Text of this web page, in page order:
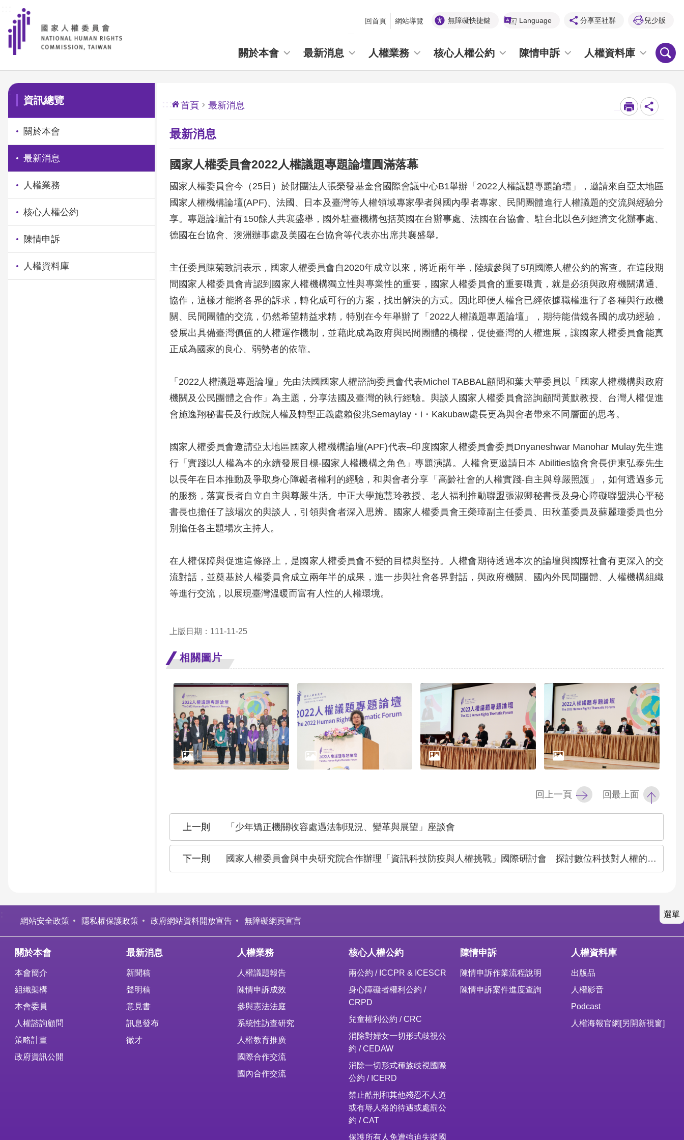
前往主要內容區塊
回首頁 網站導覽 無障礙快捷鍵 Language 分享至社群 兒少版
關於本會 最新消息 人權業務 核心人權公約 陳情申訴 人權資料庫
:::
資訊總覽
關於本會
最新消息
人權業務
核心人權公約
陳情申訴
人權資料庫
::: 首頁 最新消息
最新消息
國家人權委員會2022人權議題專題論壇圓滿落幕
國家人權委員會今（25日）於財團法人張榮發基金會國際會議中心B1舉辦「2022人權議題專題論壇」，邀請來自亞太地區
國家人權機構論壇(APF)、法國、日本及臺灣等人權領域專家學者與國內學者專家、民間團體進行人權議題的交流與經驗分
享。專題論壇計有150餘人共襄盛舉，國外駐臺機構包括英國在台辦事處、法國在台協會、駐台北以色列經濟文化辦事處、
德國在台協會、澳洲辦事處及美國在台協會等代表亦出席共襄盛舉。
主任委員陳菊致詞表示，國家人權委員會自2020年成立以來，將近兩年半，陸續參與了5項國際人權公約的審查。在這段期
間國家人權委員會肯認到國家人權機構獨立性與專業性的重要，國家人權委員會的重要職責，就是必須與政府機關溝通、
協作，這樣才能將各界的訴求，轉化成可行的方案，找出解決的方式。因此即便人權會已經依據職權進行了各種與行政機
關、民間團體的交流，仍然希望精益求精，特別在今年舉辦了「2022人權議題專題論壇」，期待能借鏡各國的成功經驗，
發展出具備臺灣價值的人權運作機制，並藉此成為政府與民間團體的橋樑，促使臺灣的人權進展，讓國家人權委員會能真
正成為國家的良心、弱勢者的依靠。
「2022人權議題專題論壇」先由法國國家人權諮詢委員會代表Michel TABBAL顧問和葉大華委員以「國家人權機構與政府
機關及公民團體之合作」為主題，分享法國及臺灣的執行經驗。與談人國家人權委員會諮詢顧問黃默教授、台灣人權促進
會施逸翔秘書長及行政院人權及轉型正義處賴俊兆Semaylay・i・Kakubaw處長更為與會者帶來不同層面的思考。
國家人權委員會邀請亞太地區國家人權機構論壇(APF)代表–印度國家人權委員會委員Dnyaneshwar Manohar Mulay先生進
行「實踐以人權為本的永續發展目標-國家人權機構之角色」專題演講。人權會更邀請日本 Abilities協會會長伊東弘泰先生
以長年在日本推動及爭取身心障礙者權利的經驗，和與會者分享「高齡社會的人權實踐-自主與尊嚴照護」，如何透過多元
的服務，落實長者自立自主與尊嚴生活。中正大學施慧玲教授、老人福利推動聯盟張淑卿秘書長及身心障礙聯盟洪心平秘
書長也擔任了該場次的與談人，引領與會者深入思辨。國家人權委員會王榮璋副主任委員、田秋堇委員及蘇麗瓊委員也分
別擔任各主題場次主持人。
在人權保障與促進這條路上，是國家人權委員會不變的目標與堅持。人權會期待透過本次的論壇與國際社會有更深入的交
流對話，並奠基於人權委員會成立兩年半的成果，進一步與社會各界對話，與政府機關、國內外民間團體、人權機構組織
等進行交流，以展現臺灣溫暖而富有人性的人權環境。
上版日期：111-11-25
相關圖片
回上一頁 回最上面
「少年矯正機關收容處遇法制現況、變革與展望」座談會
國家人權委員會與中央研究院合作辦理「資訊科技防疫與人權挑戰」國際研討會 探討數位科技對人權的挑戰
選單
網站安全政策 隱私權保護政策 政府網站資料開放宣告 無障礙網頁宣言
關於本會
本會簡介
組織架構
本會委員
人權諮詢顧問
策略計畫
政府資訊公開
最新消息
新聞稿
聲明稿
意見書
訊息發布
徵才
人權業務
人權議題報告
陳情申訴成效
參與憲法法庭
系統性訪查研究
人權教育推廣
國際合作交流
國內合作交流
核心人權公約
兩公約 / ICCPR & ICESCR
身心障礙者權利公約 /
CRPD
兒童權利公約 / CRC
消除對婦女一切形式歧視公
約 / CEDAW
消除一切形式種族歧視國際
公約 / ICERD
禁止酷刑和其他殘忍不人道
或有辱人格的待遇或處罰公
約 / CAT
保護所有人免遭強迫失蹤國
陳情申訴
陳情申訴作業流程說明
陳情申訴案件進度查詢
人權資料庫
出版品
人權影音
Podcast
人權海報官網[另開新視窗]